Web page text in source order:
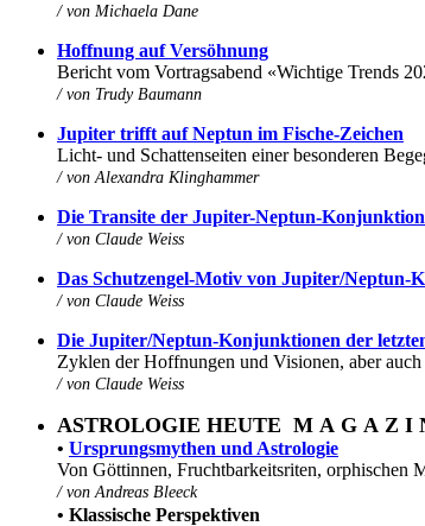
/ von Michaela Dane
Hoffnung auf Versöhnung
Bericht vom Vortragsabend «Wichtige Trends
/ von Trudy Baumann
Jupiter trifft auf Neptun im Fische-Zeichen
Licht- und Schattenseiten einer besonderen
/ von Alexandra Klinghammer
Die Transite der Jupiter-Neptun-
/ von Claude Weiss
Das Schutzengel-Motiv von Jupiter/Neptun-
/ von Claude Weiss
Die Jupiter/Neptun-Konjunktionen der
Zyklen der Hoffnungen und Visionen, aber
/ von Claude Weiss
ASTROLOGIE HEUTE M A G A Z I
• Ursprungsmythen und Astrologie
Von Göttinnen, Fruchtbarkeitsriten, orphischen
/ von Andreas Bleeck
• Klassische Perspektiven